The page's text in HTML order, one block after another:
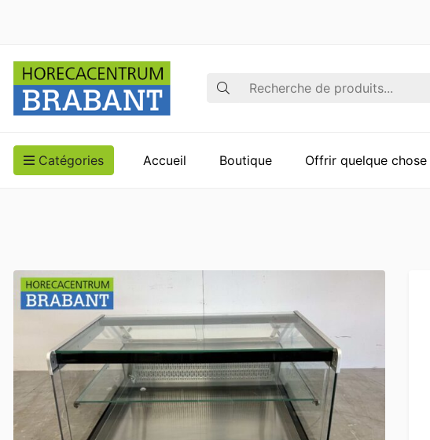
Recherche
Catégories Accueil Boutique Offrir quelque chose